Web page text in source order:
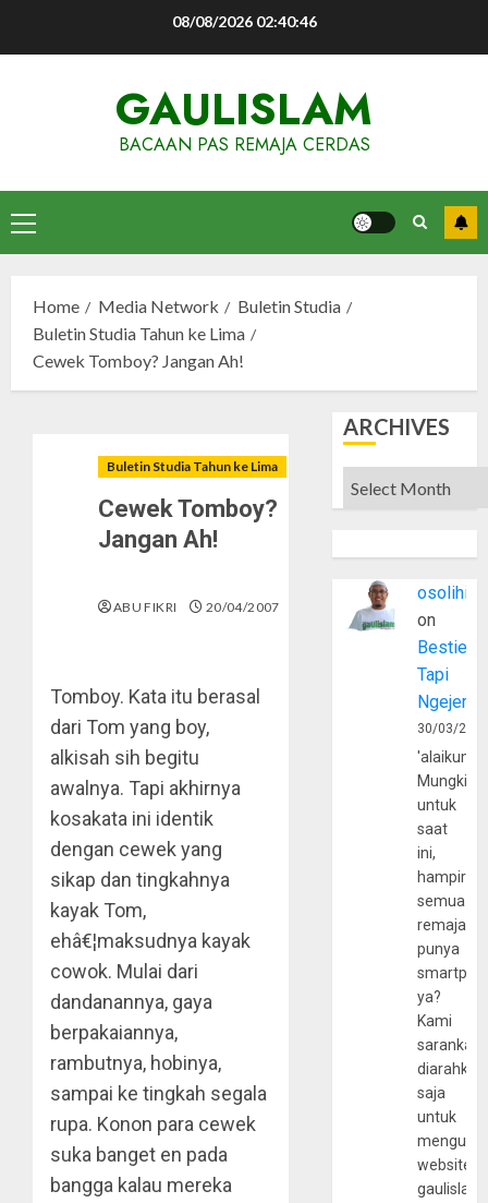
08/08/2026 02:40:47
GAULISLAM
BACAAN PAS REMAJA CERDAS
Primary
Menu
Home Media Network
Buletin Studia
Buletin Studia Tahun ke Lima
Cewek Tomboy? Jangan Ah!
Buletin Studia Tahun ke Lima
Cewek Tomboy?
Jangan Ah!
ABU FIKRI 20/04/2007
Tomboy. Kata itu berasal
dari Tom yang boy,
alkisah sih begitu
awalnya. Tapi akhirnya
kosakata ini identik
dengan cewek yang
sikap dan tingkahnya
kayak Tom,
ehâ€¦maksudnya kayak
cowok. Mulai dari
dandanannya, gaya
berpakaiannya,
rambutnya, hobinya,
sampai ke tingkah segala
rupa. Konon para cewek
suka banget en pada
bangga kalau mereka
ARCHIVES
Archives
osolihin
on
Bestie
Tapi
30/03/
Mungkin
untuk
saat
ini,
hampir
semua
remaja
punya
ya?
Kami
sarankan,
diarahkan
saja
untuk
website